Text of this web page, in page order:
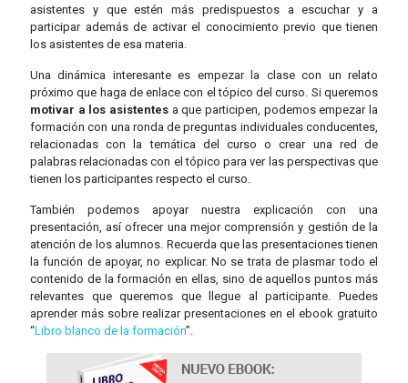
asistentes y que estén más predispuestos a escuchar y a
participar además de activar el conocimiento previo que tienen
los asistentes de esa materia.
Una dinámica interesante es empezar la clase con un relato
próximo que haga de enlace con el tópico del curso. Si queremos
motivar a los asistentes a que participen, podemos empezar la
formación con una ronda de preguntas individuales conducentes,
relacionadas con la temática del curso o crear una red de
palabras relacionadas con el tópico para ver las perspectivas que
tienen los participantes respecto el curso.
También podemos apoyar nuestra explicación con una
presentación, así ofrecer una mejor comprensión y gestión de la
atención de los alumnos. Recuerda que las presentaciones tienen
la función de apoyar, no explicar. No se trata de plasmar todo el
contenido de la formación en ellas, sino de aquellos puntos más
relevantes que queremos que llegue al participante. Puedes
aprender más sobre realizar presentaciones en el ebook gratuito
“Libro blanco de la formación”.